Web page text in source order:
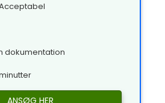
dokumentation
ANSØG HER